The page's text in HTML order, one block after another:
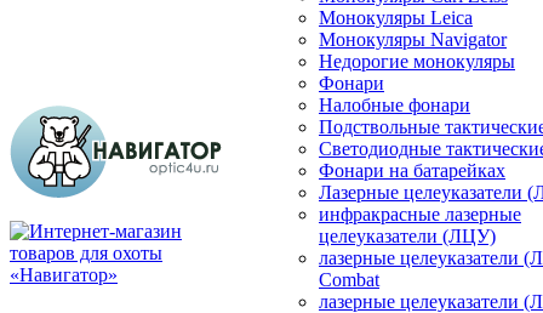
Монокуляры Leica
Монокуляры Navigator
Недорогие монокуляры
Фонари
Налобные фонари
Подствольные
Светодиодные
Фонари на батарейках
Лазерные целеуказатели
инфракрасные лазерные
целеуказатели (ЛЦУ)
лазерные целеуказатели
Combat
лазерные целеуказатели